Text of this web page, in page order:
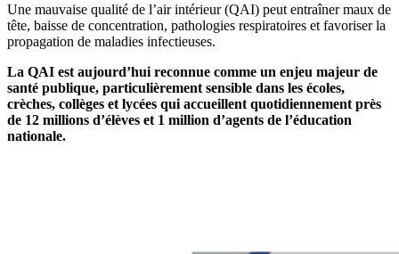
Une mauvaise qualité de l’air intérieur (QAI) peut entraîner maux de
tête, baisse de concentration, pathologies respiratoires et favoriser la
propagation de maladies infectieuses.
La QAI est aujourd’hui reconnue comme un enjeu majeur de
santé publique, particulièrement sensible dans les écoles,
crèches, collèges et lycées qui accueillent quotidiennement près
de 12 millions d’élèves et 1 million d’agents de l’éducation
nationale.